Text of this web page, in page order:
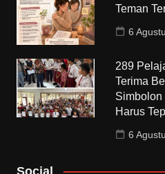
Teman
6
289
Terima
Simbolon
Harus
6
Social